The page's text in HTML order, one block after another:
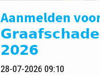
Aanmelden
𝟮𝟬𝟮𝟲
28-07-2026 09:10